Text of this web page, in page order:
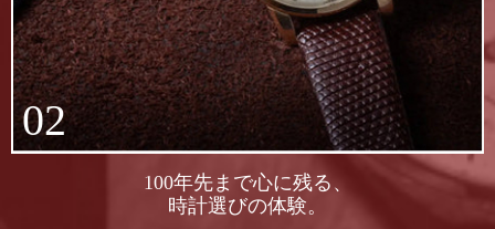
02
100年先まで心に残る、
時計選びの体験。